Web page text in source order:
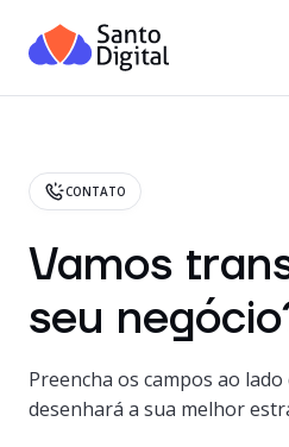
CONTATO
Vamos
seu
Preencha os campos ao
desenhará a sua melhor